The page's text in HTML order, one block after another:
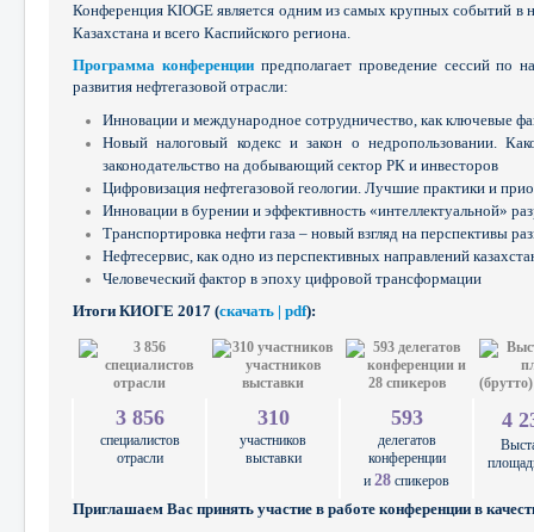
Конференция KIOGE является одним из самых крупных событий в
Казахстана и всего Каспийского региона.
Программа конференциипредполагает проведение сессий по
развития нефтегазовой отрасли:
Инновации и международное сотрудничество, как ключевые
Новый налоговый кодекс и закон о недропользовании.
законодательство на добывающий сектор РК и инвесторов
Цифровизация нефтегазовой геологии. Лучшие практики и
Инновации в бурении и эффективность «интеллектуальной»
Транспортировка нефти газа – новый взгляд на перспективы
Нефтесервис, как одно из перспективных направлений
Человеческий фактор в эпоху цифровой трансформации
Итоги КИОГЕ 2017 (скачать | pdf):
3 856
специалистов
отрасли
310
участников
выставки
593
делегатов
конференции
и 28 спикеров
4
Приглашаем Вас принять участие в работе конференции в